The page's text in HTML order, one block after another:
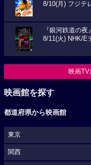
8/10(月) フジテ
『銀河鉄道の夜』
8/11(火) NHK/E
映画TV
映画館を探す
都道府県から映画館
東京
関西